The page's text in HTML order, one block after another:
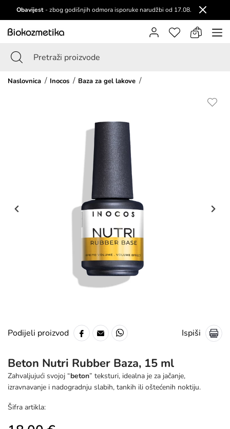
Obavijest - zbog godišnjih odmora isporuke narudžbi od 17.08.
Naslovnica Inocos Baza za gel lakove
Podijeli proizvod Ispiši
Beton Nutri Rubber Baza, 15 ml
Zahvaljujući svojoj “beton” teksturi, idealna je za jačanje,
izravnavanje i nadogradnju slabih, tankih ili oštećenih noktiju.
Šifra artikla: